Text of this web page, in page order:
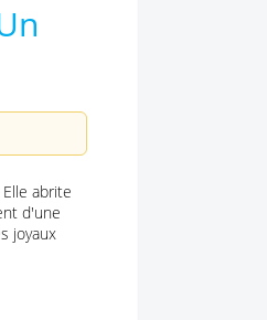
abrite
d'une
joyaux